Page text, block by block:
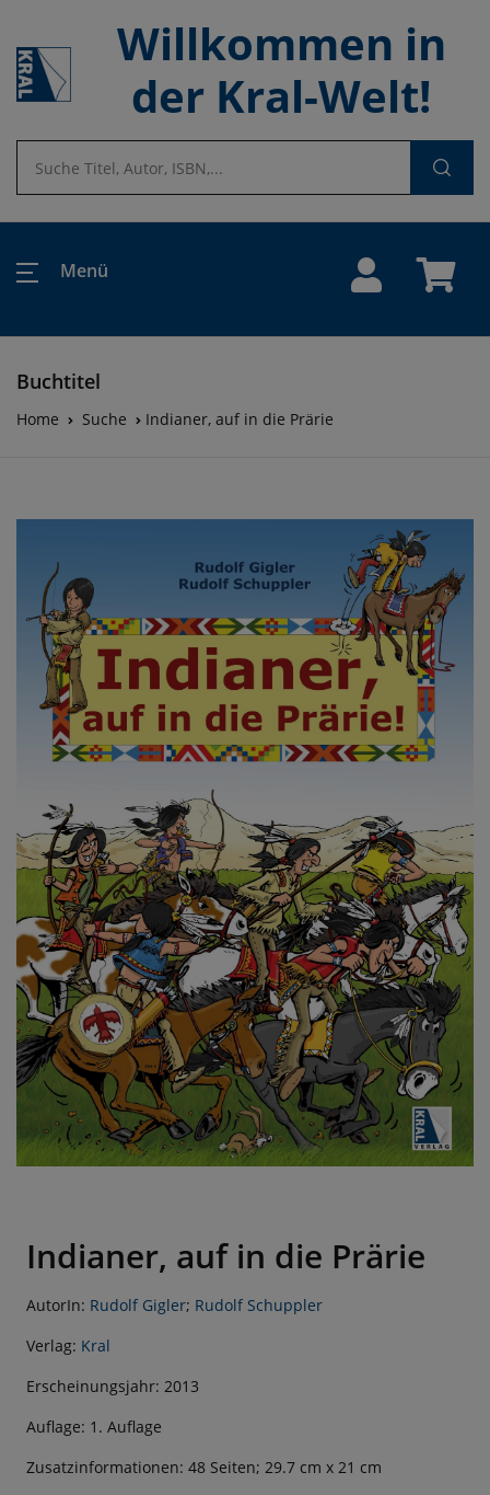
Willkommen in
der Kral-Welt!
Menü
Buchtitel
Home Suche Indianer, auf in die Prärie
Indianer, auf in die Prärie
AutorIn: Rudolf Gigler; Rudolf Schuppler
Verlag: Kral
Erscheinungsjahr: 2013
Auflage: 1. Auflage
Zusatzinformationen: 48 Seiten; 29.7 cm x 21 cm